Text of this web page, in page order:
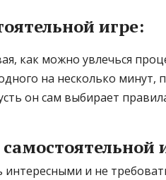
игре:
как можно увлечься
на несколько минут,
он сам выбирает
и не